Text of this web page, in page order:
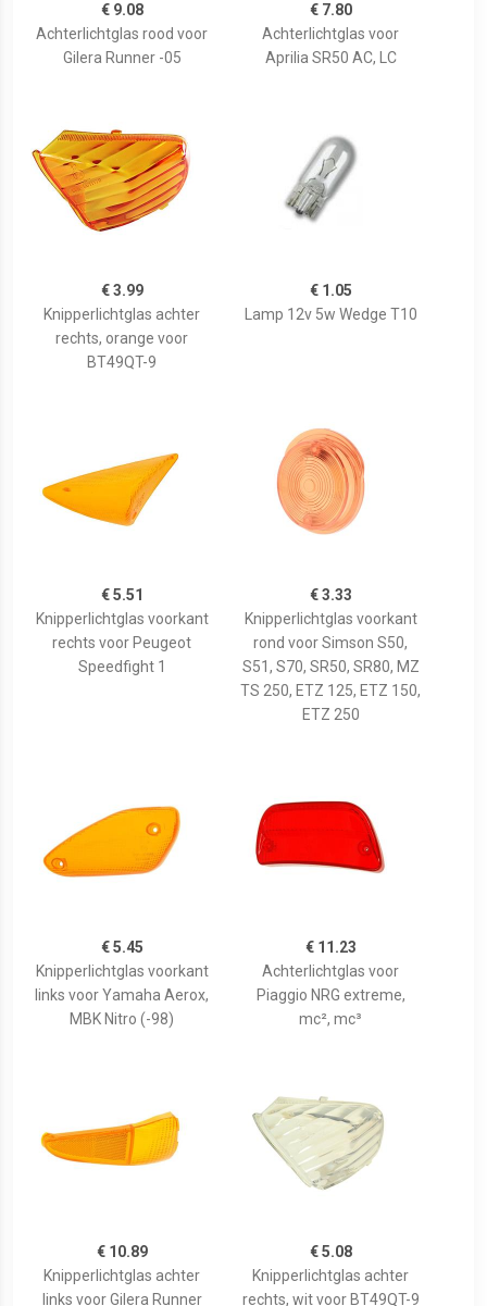
€ 9.08
Achterlichtglas rood voor
Gilera Runner -05
€ 7.80
Achterlichtglas voor
Aprilia SR50 AC, LC
€ 3.99
Knipperlichtglas achter
rechts, orange voor
BT49QT-9
€ 1.05
Lamp 12v 5w Wedge T10
€ 5.51
Knipperlichtglas voorkant
rechts voor Peugeot
Speedfight 1
€ 3.33
Knipperlichtglas voorkant
rond voor Simson S50,
S51, S70, SR50, SR80, MZ
TS 250, ETZ 125, ETZ 150,
ETZ 250
€ 5.45
Knipperlichtglas voorkant
links voor Yamaha Aerox,
MBK Nitro (-98)
€ 11.23
Achterlichtglas voor
Piaggio NRG extreme,
mc², mc³
€ 10.89
Knipperlichtglas achter
links voor Gilera Runner
€ 5.08
Knipperlichtglas achter
rechts, wit voor BT49QT-9